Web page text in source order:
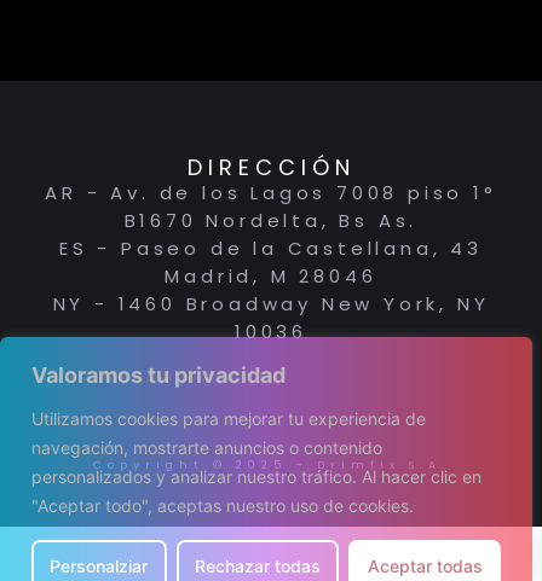
Valoramos tu privacidad
Utilizamos cookies para mejorar tu experiencia de
navegación, mostrarte anuncios o contenido
personalizados y analizar nuestro tráfico. Al hacer clic en
"Aceptar todo", aceptas nuestro uso de cookies.
Personalziar Rechazar todas Aceptar todas
DIRECCIÓN
AR - Av. de los Lagos 7008 piso 1°
B1670 Nordelta, Bs As.
ES - Paseo de la Castellana, 43
Madrid, M 28046
NY - 1460 Broadway New York, NY
10036
Copyright © 2025 – Drimfix S.A.